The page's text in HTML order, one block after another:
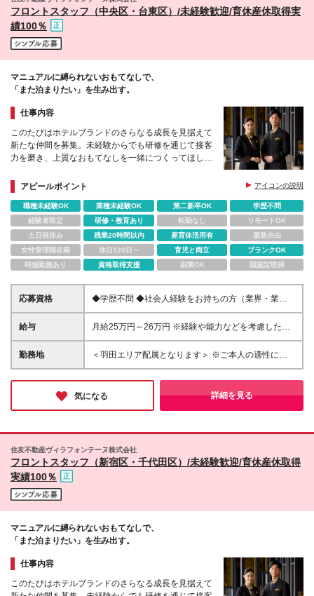
フロントスタッフ（中央区・台東区）/未経験歓迎/育休産休取得実
績100％
マニュアルに縛られないおもてなしで、
「また泊まりたい」を生み出す。
仕事内容
このたびはホテルブランドのさらなる成長を見据えて
新たな仲間を募集。未経験からでも研修を通じて接客
力を磨き、上質なおもてなしを一緒につくってほしい
アピールポイント
アイコンの説明
職種未経験OK 業種未経験OK 第二新卒OK
学歴不問
経験者限定
研修・教育あり 転勤なし
リモートOK
土日祝休み
残業20時間以内 産育休活用有
服装自由
女性管理職在籍
休日120日～ 育児と両立
ブランクOK
時短勤務あり
資格取得支援 副業OK 国認定取得
応募資格
◆学歴不問 ◆社会人経験をお持ちの方（業界・業
種、未経験も大歓迎です） ◆ホスピタリティが求め
られる職種での接客経験をお持ちの方 ┗例：アルバ
給与
月給25万円～26万円 ※経験や能力などを考慮した上
で決定いたします ※試用期間6ヶ月あり（試用期間満
了後より昇給と賞与の対象となり、その他の条件に差
よる） ・昇給年1回 ※試用期間満了後（査定によ
る）
勤務地
＜羽田エリア配属となります＞ ※ご本人の適性に鑑み
て、勤務地が羽田以外のホテルもしくは本社となる場
合があります 勤務地一覧 ■東京エリア：⽻⽥、有明、
汐留、六本⽊、⽥町、浜松町、⼋丁堀、茅場町、⽇本
谷、熱海 ■近畿エリア：⼤阪梅⽥、京都（四条⼤
新宿 ◎配属については、各ホテルもしくは本社のい
ずれかとなります。 ■本社 ┗東京都新宿区西新宿6-3-
気になる 詳細を見る
住友不動産ヴィラフォンテーヌ株式会社
フロントスタッフ（新宿区・千代田区）/未経験歓迎/育休産休取得
実績100％
マニュアルに縛られないおもてなしで、
「また泊まりたい」を生み出す。
仕事内容
このたびはホテルブランドのさらなる成長を見据えて